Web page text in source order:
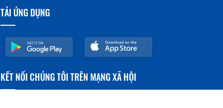
TẢI ỨNG DỤNG
KẾT NỐI CHÚNG TÔI TRÊN MẠNG XÃ HỘI